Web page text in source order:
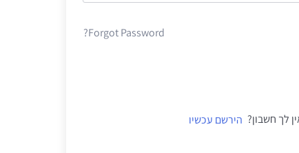
Forgot Password?
לך חשבון? הירשם עכשיו